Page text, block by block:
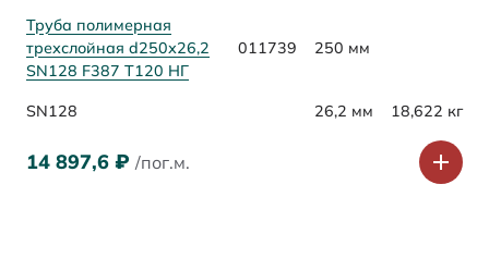
Труба полимерная
трехслойная d250х26,2
SN128 F387 Т120 НГ
011739 250 мм
SN128 26,2 мм 18,622 кг
14 897,6 ₽ /пог.м.